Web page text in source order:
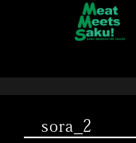
sora_2